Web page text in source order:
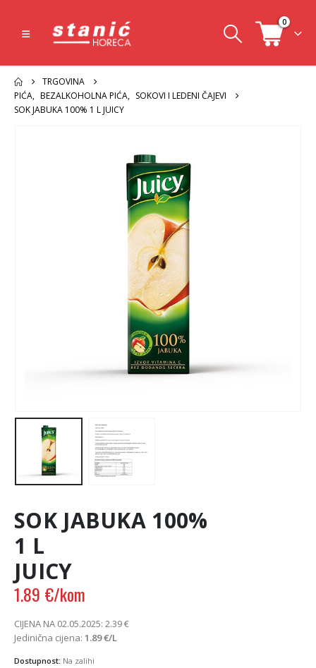
0
TRGOVINA
PIĆA, BEZALKOHOLNA PIĆA, SOKOVI I LEDENI ČAJEVI
SOK JABUKA 100% 1 L JUICY
SOK JABUKA 100%
1 L
JUICY
1.89 €/kom
CIJENA NA 02.05.2025: 2.39€
Jedinična cijena: 1.89€/L
Dostupnost: Na zalihi